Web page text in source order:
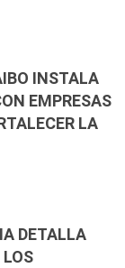
INSTALA
EMPRESAS
LA
DETALLA